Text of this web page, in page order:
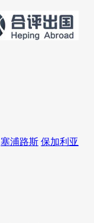
塞浦路斯 保加利亚